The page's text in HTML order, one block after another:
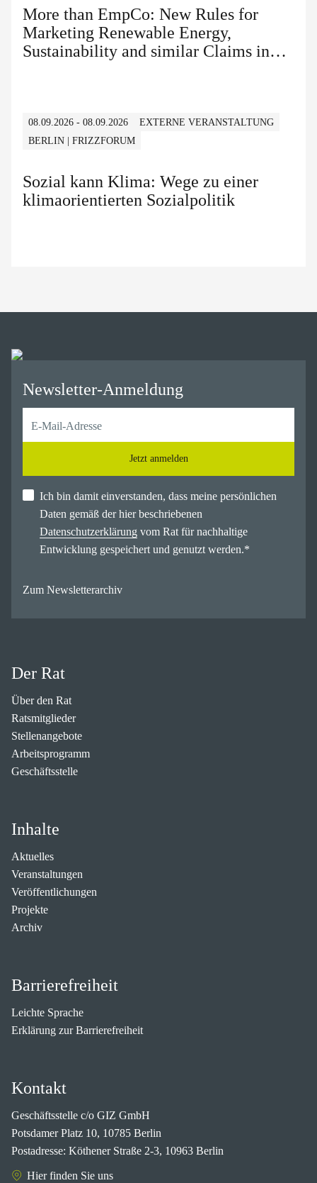
More than EmpCo: New Rules for
Marketing Renewable Energy,
Sustainability and similar Claims in
08.09.2026 - 08.09.2026
EXTERNE VERANSTALTUNG
BERLIN | FRIZZFORUM
Sozial kann Klima: Wege zu einer
klimaorientierten Sozialpolitik
Newsletter-Anmeldung
Jetzt anmelden
Ich bin damit einverstanden, dass meine persönlichen
Daten gemäß der hier beschriebenen
Datenschutzerklärung vom Rat für nachhaltige
Entwicklung gespeichert und genutzt werden.*
Zum Newsletterarchiv
Der Rat
Über den Rat
Ratsmitglieder
Stellenangebote
Arbeitsprogramm
Geschäftsstelle
Inhalte
Aktuelles
Veranstaltungen
Veröffentlichungen
Projekte
Archiv
Barrierefreiheit
Leichte Sprache
Erklärung zur Barrierefreiheit
Kontakt
Geschäftsstelle c/o GIZ GmbH
Potsdamer Platz 10, 10785 Berlin
Postadresse: Köthener Straße 2-3, 10963 Berlin
Hier finden Sie uns